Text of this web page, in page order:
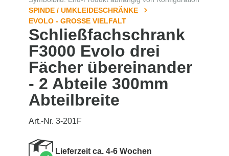
SPINDE / UMKLEIDESCHRÄNKE
EVOLO - GROSSE VIELFALT
Schließfachschrank
F3000 Evolo drei
Fächer übereinander
- 2 Abteile 300mm
Abteilbreite
Art.-Nr. 3-201F
Lieferzeit ca. 4-6 Wochen